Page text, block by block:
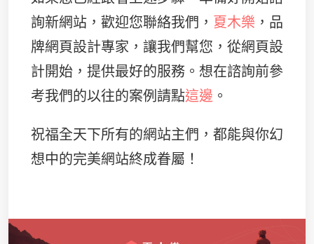
詢新網站，歡迎您聯絡我們， 夏木樂 ，品
牌網頁設計專家，讓我們幫您，從網頁設
計開始，提供最好的服務。想在諮詢前參
考我們的以往的案例請點這邊 。
祝福全天下所有的網站主們，都能與你幻
想中的完美網站終成眷屬！